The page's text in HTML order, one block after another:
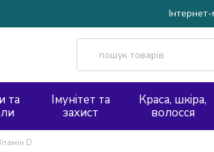
та
Імунітет та
захист
Краса, шкіра,
волосся
D